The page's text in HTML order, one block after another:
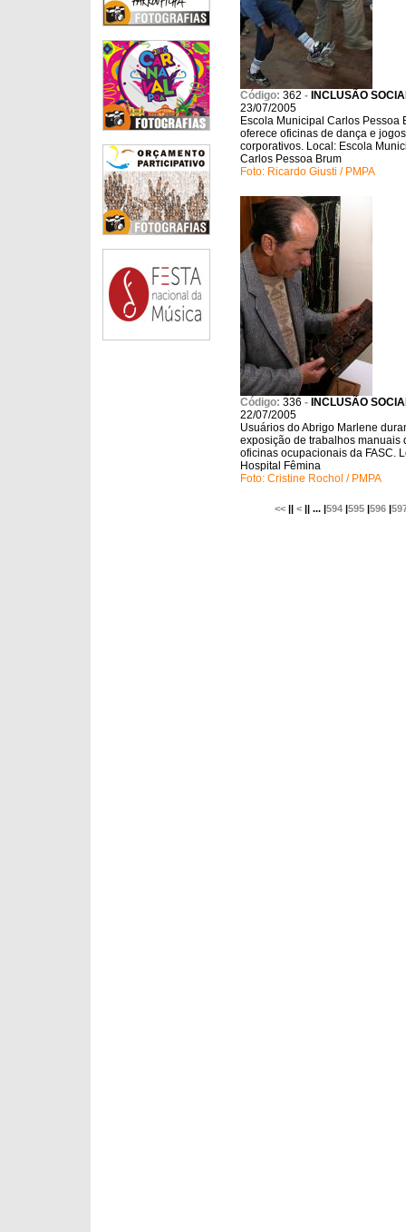
Código: 362 - INCLUSÃO
23/07/2005
Escola Municipal Carlos Pessoa
oferece oficinas de dança e jogos
corporativos. Local: Escola
Carlos Pessoa Brum
Foto: Ricardo Giusti / PMPA
Código: 336 - INCLUSÃO
22/07/2005
Usuários do Abrigo Marlene
exposição de trabalhos manuais
oficinas ocupacionais da FASC.
Hospital Fêmina
Foto: Cristine Rochol / PMPA
<< ||< || ... |594 |595 |596 |